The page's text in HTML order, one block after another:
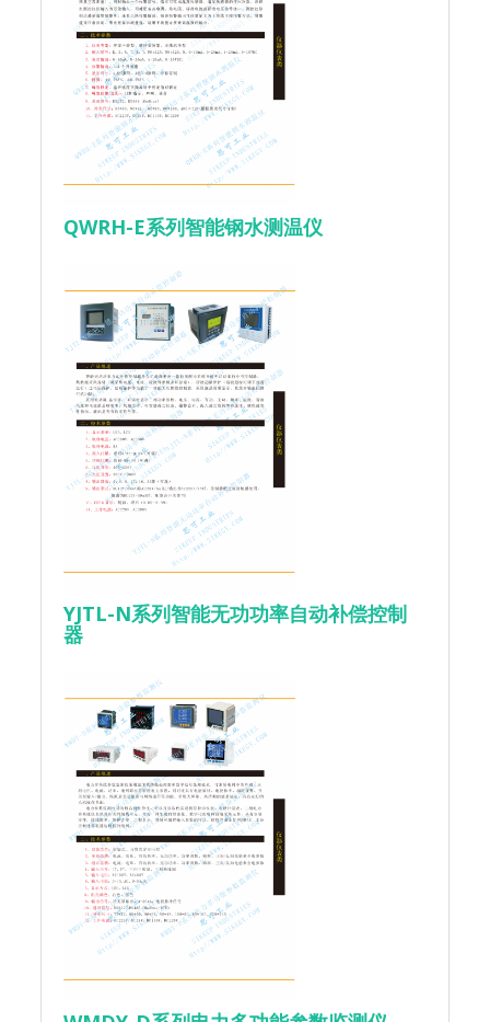
QWRH-E系列智能钢水测温仪
YJTL-N系列智能无功功率自动补偿控制
器